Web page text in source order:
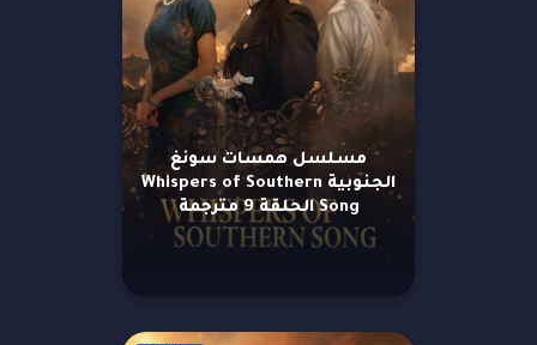
مسلسل همسات سونغ
الجنوبية Whispers of Southern
Song الحلقة 9 مترجمة